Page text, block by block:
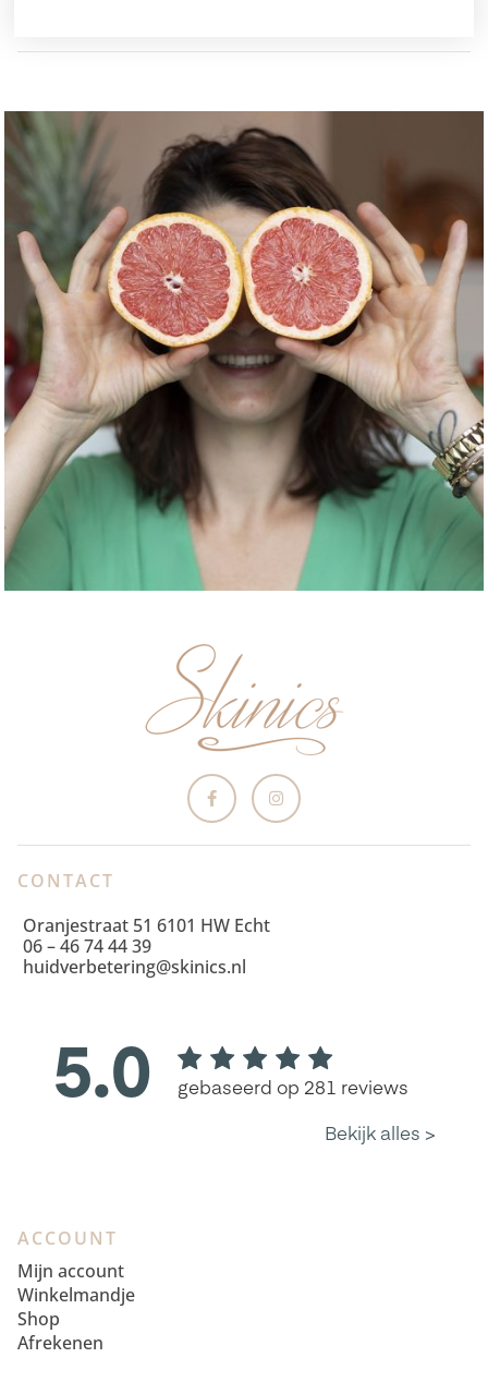
CONTACT
Oranjestraat 51 6101 HW Echt
06 – 46 74 44 39
huidverbetering@skinics.nl
ACCOUNT
Mijn account
Winkelmandje
Shop
Afrekenen